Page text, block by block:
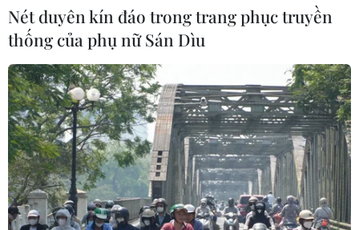
Nét duyên kín đáo trong trang phục truyền
thống của phụ nữ Sán Dìu